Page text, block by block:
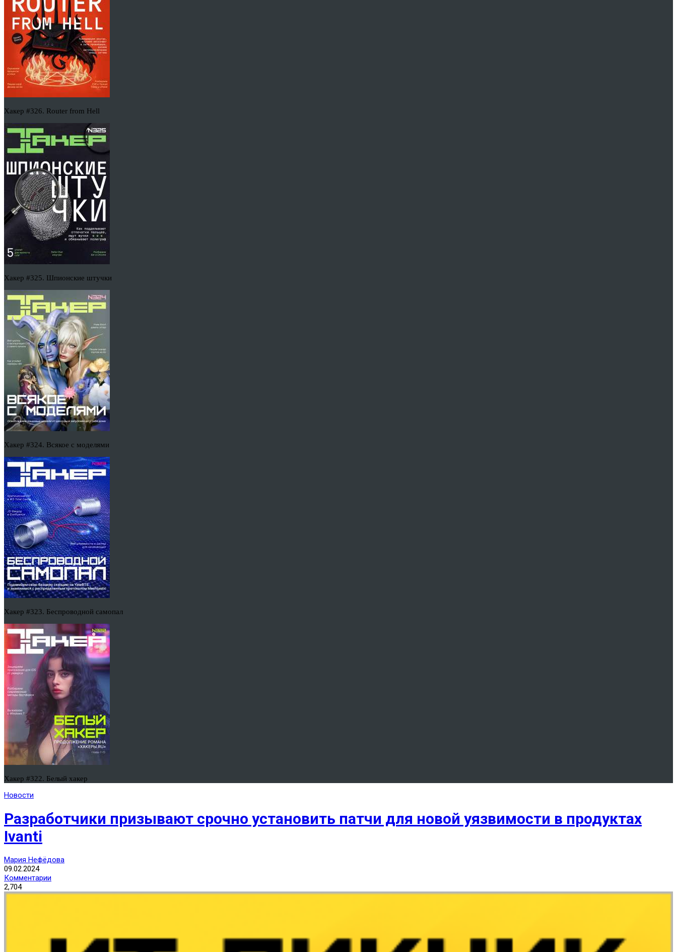
Хакер #326. Router from Hell
Хакер #325. Шпионские штучки
Хакер #324. Всякое с моделями
Хакер #323. Беспроводной самопал
Хакер #322. Белый хакер
Новости
Разработчики призывают срочно установить патчи для новой уязвимости в продуктах
Ivanti
Мария Нефёдова
09.02.2024
Комментарии
2,704